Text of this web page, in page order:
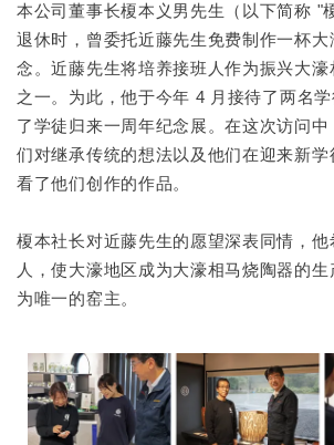
本公司董事长榎本义男先生（以下简称 "
退休时，曾委托近藤先生免费制作一杯
念。近藤先生将培养接班人作为振兴大
之一。为此，他于今年 4 月接待了两名
了学徒归来一周年纪念展。在这次访问
们对继承传统的想法以及他们在迎来新
看了他们创作的作品。
榎本社长对近藤先生的愿望深表同情，
人，使大濠地区成为大濠相马烧陶器的
为唯一的窑主。